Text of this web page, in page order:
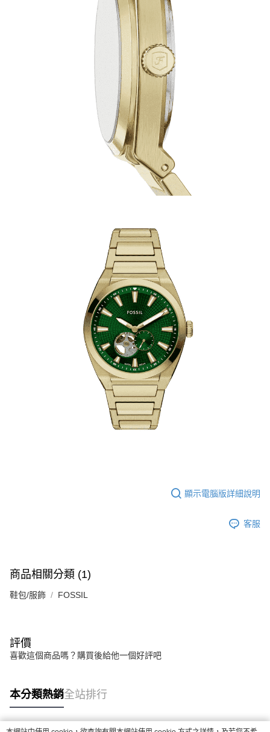
顯示電腦版詳細說明
客服
商品相關分類 (1)
鞋包/服飾 FOSSIL
評價
喜歡這個商品嗎？購買後給他一個好評吧
本分類熱銷全站排行